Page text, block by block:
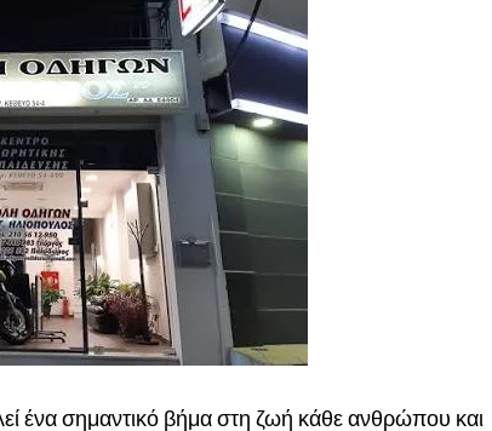
ένα σημαντικό βήμα στη ζωή κάθε ανθρώπου και